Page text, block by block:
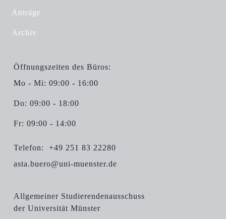
Anträge
Archiv
Öffnungszeiten des Büros:
Mo - Mi: 09:00 - 16:00
Do: 09:00 - 18:00
Fr: 09:00 - 14:00
Telefon:
+49 251 83 22280
asta.buero@uni-muenster.de
Allgemeiner Studierendenausschuss
der Universität Münster